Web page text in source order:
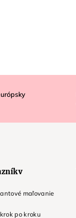
maľovanie
po kroku